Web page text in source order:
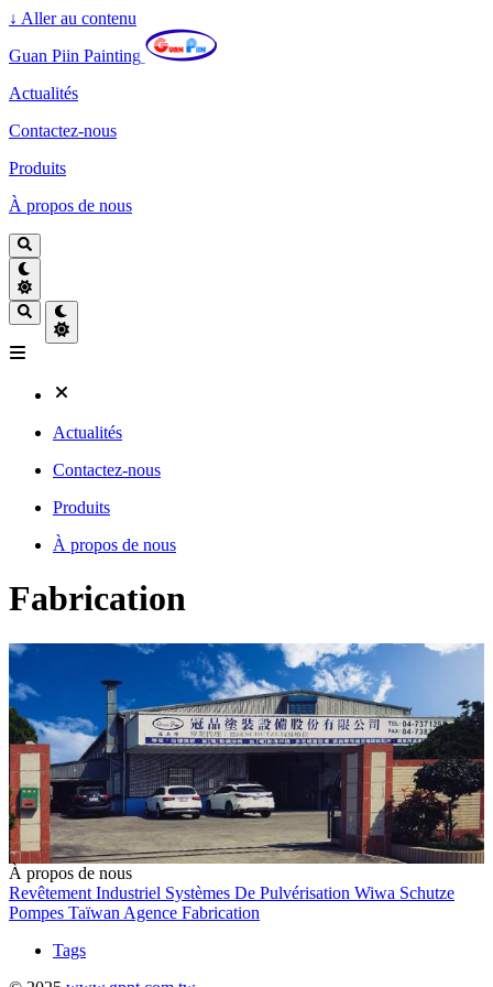
↓ Aller au contenu
Guan Piin Painting
Actualités
Contactez-nous
Produits
À propos de nous
Actualités
Contactez-nous
Produits
À propos de nous
Fabrication
À propos de nous
Revêtement Industriel Systèmes De Pulvérisation Wiwa Schutze
Pompes Taïwan Agence Fabrication
Tags